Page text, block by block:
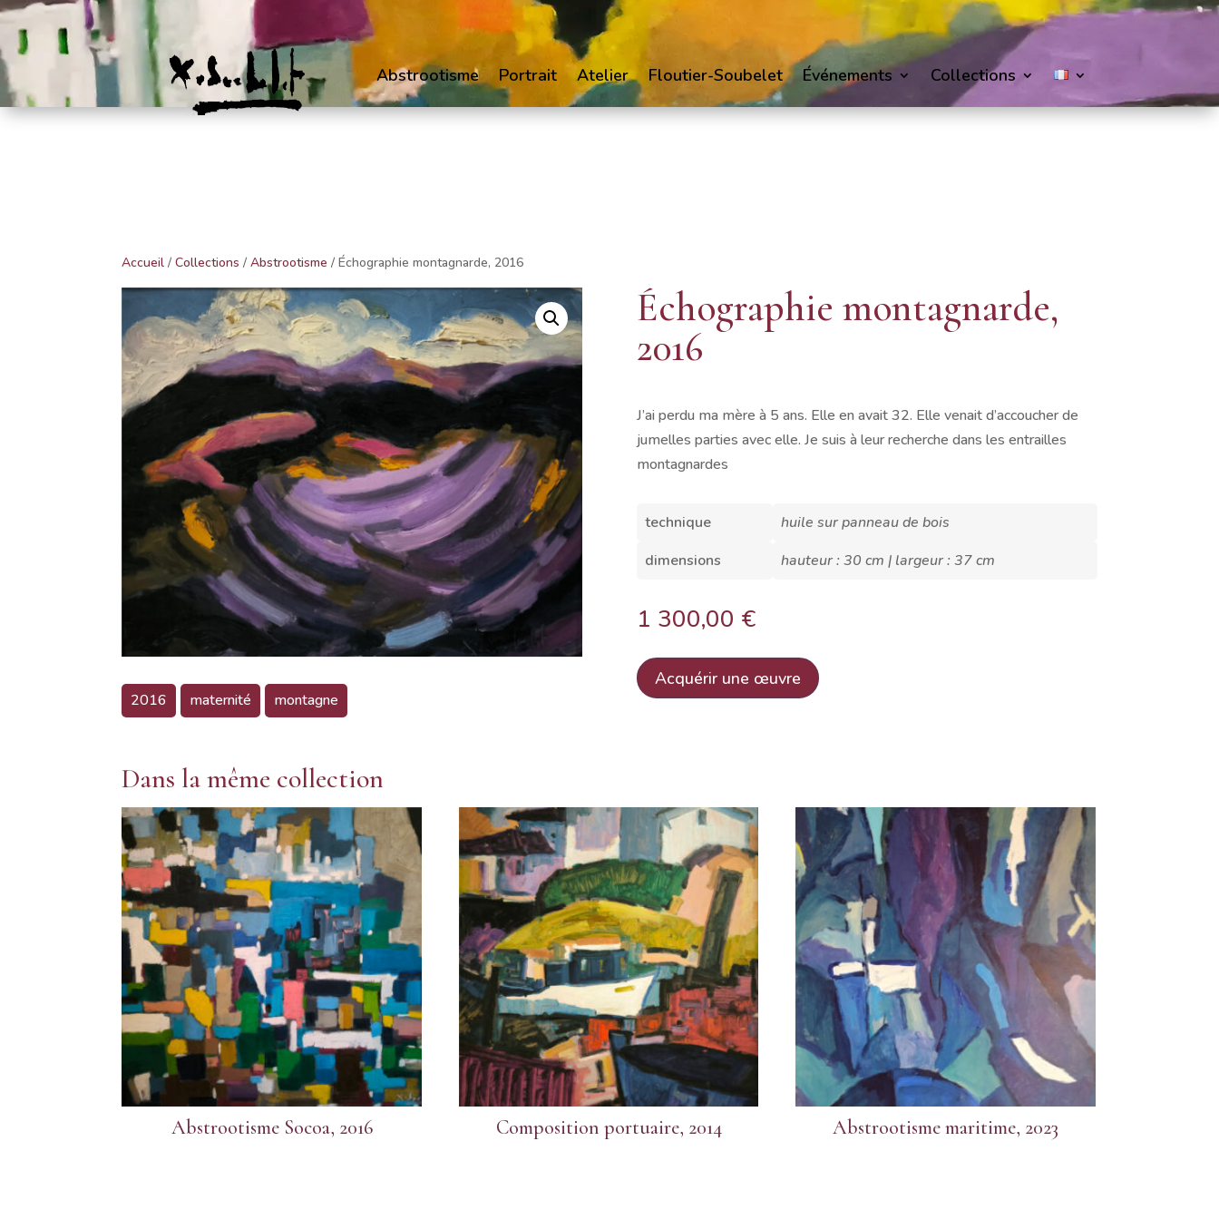
Abstrootisme Portrait Atelier Floutier-Soubelet Événements Collections
Accueil /Collections /Abstrootisme / Échographie montagnarde, 2016
2016 maternité montagne
Échographie montagnarde,
2016
J’ai perdu ma mère à 5 ans. Elle en avait 32. Elle venait d’accoucher de
jumelles parties avec elle. Je suis à leur recherche dans les entrailles
montagnardes
technique
huile sur panneau de bois
dimensions
hauteur : 30 cm | largeur : 37 cm
1 300,00 €
Acquérir une œuvre
Dans la même collection
Abstrootisme Socoa, 2016 Composition portuaire, 2014 Abstrootisme maritime, 2023